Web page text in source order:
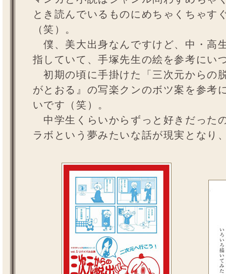
とき読んでいるものにめちゃくちゃす
（笑）。
僕、美大出身なんですけど、中・高
指していて、手塚先生の絵を参考にい
初期の頃に手掛けた「三次元からの
がとおる』の写楽クンのボツ案を参考
いです（笑）。
中学生くらいからずっと好きだった
ラボという夢みたいな話が現実となり